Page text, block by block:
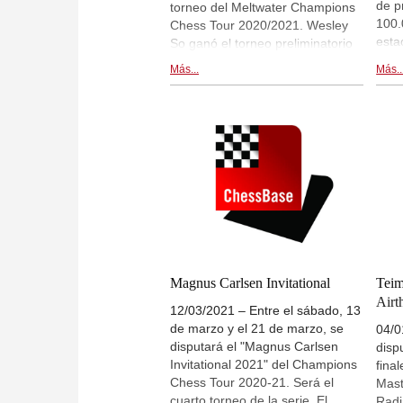
torneo del Meltwater Champions
Chess Tour 2020/2021. Wesley
So ganó el torneo preliminatorio
con 11 puntos en 15 rondas y
quedó invicto. Para la fase final
Aronian, Alireza Firouzja, Hikaru
Nakamura, Vladislav Artemiev, Le
Quang Liem, Shakhryar
Mamedyarov y Jorden van
Foreest. El joven jugador Mishra
venció al fuerte GM Pentala
Harikrishna. Jornada 3 (rondas
Champions Chess Tour
Chessable Masters 2021
Más...
de
esta
-
Magnus Carlsen Invitational
12/03/2021 – Entre el sábado, 13
de marzo y el 21 de marzo, se
disputará el "Magnus Carlsen
Invitational 2021" del Champions
Chess Tour 2020-21. Será el
04/